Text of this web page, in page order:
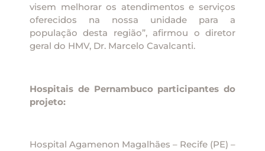
visem melhorar os atendimentos e serviços
oferecidos na nossa unidade para a
população desta região”, afirmou o diretor
geral do HMV, Dr. Marcelo Cavalcanti.
Hospitais de Pernambuco participantes do
projeto:
Hospital Agamenon Magalhães – Recife (PE) –